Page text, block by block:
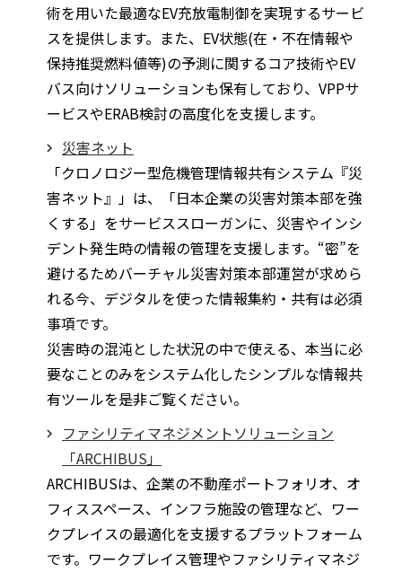
術を用いた最適なEV充放電制御を実現するサービ
スを提供します。また、EV状態(在・不在情報や
保持推奨燃料値等)の予測に関するコア技術やEV
バス向けソリューションも保有しており、VPPサ
ービスやERAB検討の高度化を支援します。
災害ネット
「クロノロジー型危機管理情報共有システム『災
害ネット』」は、「日本企業の災害対策本部を強
くする」をサービススローガンに、災害やインシ
デント発生時の情報の管理を支援します。“密”を
避けるためバーチャル災害対策本部運営が求めら
れる今、デジタルを使った情報集約・共有は必須
事項です。
災害時の混沌とした状況の中で使える、本当に必
要なことのみをシステム化したシンプルな情報共
有ツールを是非ご覧ください。
ファシリティマネジメントソリューション
「ARCHIBUS」
ARCHIBUSは、企業の不動産ポートフォリオ、オ
フィススペース、インフラ施設の管理など、ワー
クプレイスの最適化を支援するプラットフォーム
です。ワークプレイス管理やファシリティマネジ